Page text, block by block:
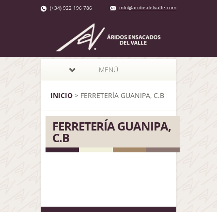
(+34) 922 196 786 info@aridosdelvalle.com
MENÚ
INICIO > FERRETERÍA GUANIPA, C.B
FERRETERÍA GUANIPA,
C.B